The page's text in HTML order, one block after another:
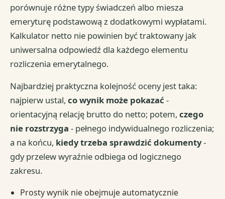
porównuje różne typy świadczeń albo miesza
emeryturę podstawową z dodatkowymi wypłatami.
Kalkulator netto nie powinien być traktowany jak
uniwersalna odpowiedź dla każdego elementu
rozliczenia emerytalnego.
Najbardziej praktyczna kolejność oceny jest taka:
najpierw ustal,co wynik może pokazać -
orientacyjną relację brutto do netto; potem,czego
nie rozstrzyga - pełnego indywidualnego rozliczenia;
a na końcu, kiedy trzeba sprawdzić dokumenty-
gdy przelew wyraźnie odbiega od logicznego
zakresu.
Prosty wynik nie obejmuje automatycznie